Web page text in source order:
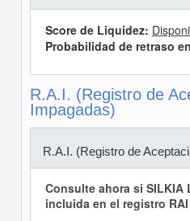
Score de Liquidez:
Probabilidad de retraso
R.A.I. (Registro de
Impagadas)
R.A.I. (Registro de
Consulte ahora si SILKIA
incluida en el registro RAI